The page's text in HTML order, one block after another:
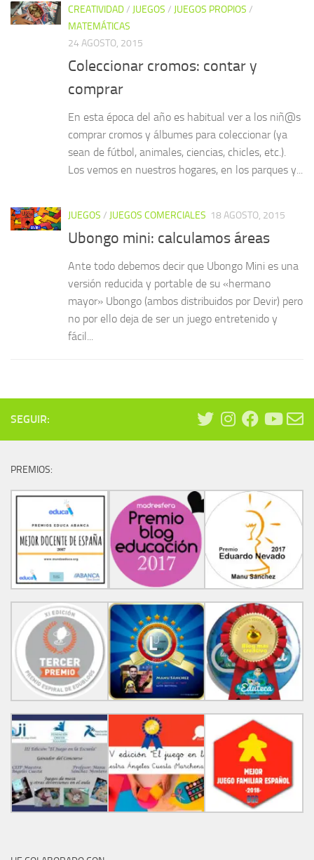
CREATIVIDAD/ JUEGOS / JUEGOS PROPIOS /
MATEMÁTICAS
24 AGOSTO, 2015
Coleccionar cromos: contar y
comprar
En esta época del año es habitual ver a los niñ@s
comprar cromos y álbumes para coleccionar (ya
sean de fútbol, animales, ciencias, chicles, etc.).
Los vemos en nuestros hogares, en los parques y...
JUEGOS / JUEGOS COMERCIALES 18 AGOSTO, 2015
Ubongo mini: calculamos áreas
Ante todo debemos decir que Ubongo Mini es una
versión reducida y portable de su «hermano
mayor» Ubongo (ambos distribuidos por Devir) pero
no por ello deja de ser un juego entretenido y
fácil...
SEGUIR:
PREMIOS: